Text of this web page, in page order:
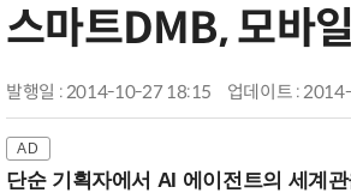
스마트DMB, 모바
발행일 : 2014-10-27 18:15 업데이트 :
단순 기획자에서 AI 에이전트의 세계